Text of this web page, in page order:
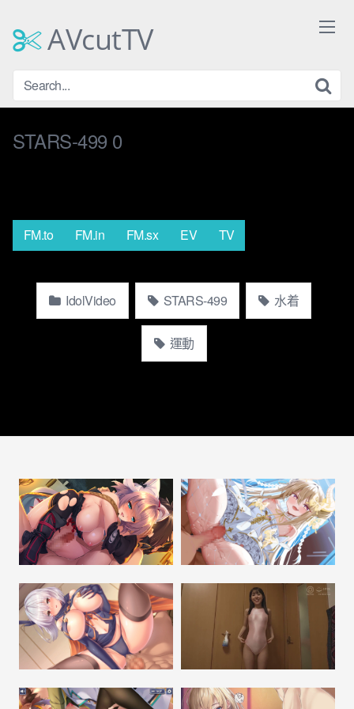
contentAVcutTV
STARS-499 0
FM.to FM.in FM.sx EV TV
IdolVideo STARS-499 水着
運動